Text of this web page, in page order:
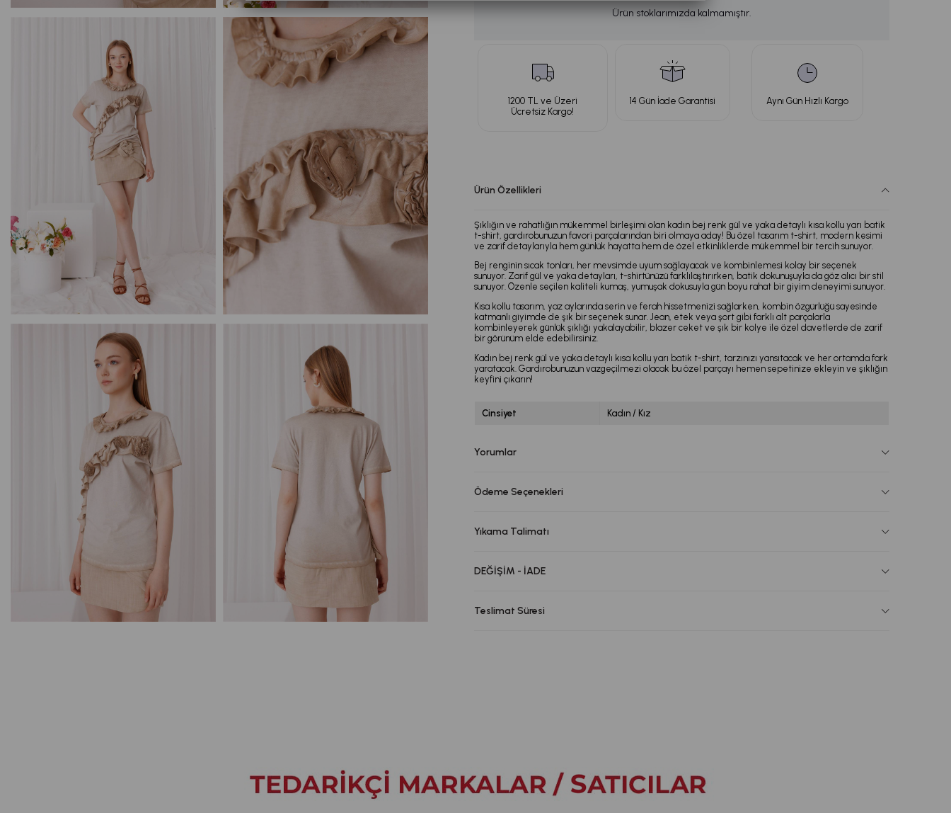
Ürün stoklarımızda kalmamıştır.
1200 TL ve Üzeri
Ücretsiz Kargo!
14 Gün İade Garantisi Aynı Gün Hızlı Kargo
Ürün Özellikleri
Şıklığın ve rahatlığın mükemmel birleşimi olan kadın bej renk gül ve yaka detaylı kısa kollu yarı batik
t-shirt, gardırobunuzun favori parçalarından biri olmaya aday! Bu özel tasarım t-shirt, modern kesimi
ve zarif detaylarıyla hem günlük hayatta hem de özel etkinliklerde mükemmel bir tercih sunuyor.
Bej renginin sıcak tonları, her mevsimde uyum sağlayacak ve kombinlemesi kolay bir seçenek
sunuyor. Zarif gül ve yaka detayları, t-shirtünüzü farklılaştırırken, batik dokunuşuyla da göz alıcı bir stil
sunuyor. Özenle seçilen kaliteli kumaş, yumuşak dokusuyla gün boyu rahat bir giyim deneyimi sunuyor.
Kısa kollu tasarım, yaz aylarında serin ve ferah hissetmenizi sağlarken, kombin özgürlüğü sayesinde
katmanlı giyimde de şık bir seçenek sunar. Jean, etek veya şort gibi farklı alt parçalarla
kombinleyerek günlük şıklığı yakalayabilir, blazer ceket ve şık bir kolye ile özel davetlerde de zarif
bir görünüm elde edebilirsiniz.
Kadın bej renk gül ve yaka detaylı kısa kollu yarı batik t-shirt, tarzınızı yansıtacak ve her ortamda fark
yaratacak. Gardırobunuzun vazgeçilmezi olacak bu özel parçayı hemen sepetinize ekleyin ve şıklığın
keyfini çıkarın!
Cinsiyet Kadın / Kız
Yorumlar
Ödeme Seçenekleri
Yıkama Talimatı
DEĞİŞİM - İADE
Teslimat Süresi